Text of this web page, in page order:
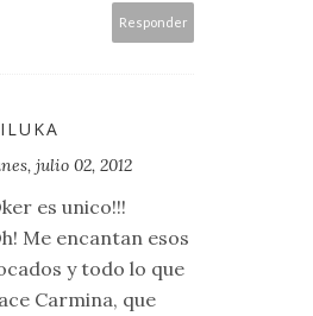
Responder
julio 02, 2012
es unico!!!
Me encantan esos
y todo lo que
Carmina, que